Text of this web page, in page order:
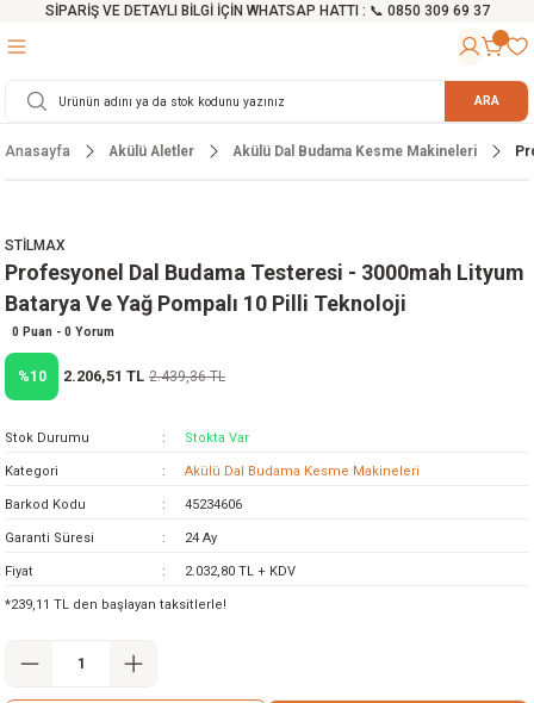
SİPARİŞ VE DETAYLI BİLGİ İÇİN WHATSAP HATTI : 📞 0850 309 69 37
Testereler
Makinesi
Testereler
Cihazları
Mikser
ve Arabalar
Malzemeleri ARA
Anasayfa Akülü Aletler Akülü Dal Budama Kesme Makineleri
STİLMAX
Profesyonel Dal Budama Testeresi - 3000mah Lityum
Batarya Ve Yağ Pompalı 10 Pilli Teknoloji
0 Puan - 0 Yorum
%10 2.206,51 TL 2.439,36 TL
Stok Durumu Stokta Var
Kategori Akülü Dal Budama Kesme Makineleri
Barkod Kodu 45234606
Garanti Süresi 24 Ay
Fiyat 2.032,80 TL + KDV
*239,11 TL den başlayan taksitlerle!